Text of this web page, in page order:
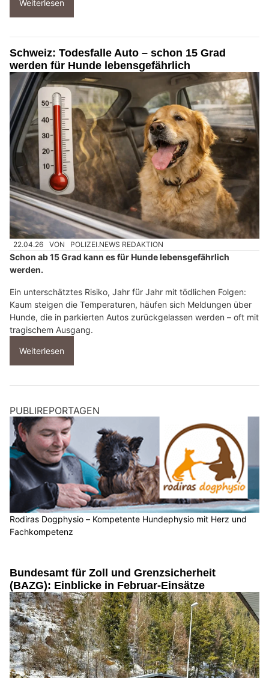
Weiterlesen
Schweiz: Todesfalle Auto – schon 15 Grad
werden für Hunde lebensgefährlich
22.04.26 VON POLIZEI.NEWS REDAKTION
Schon ab 15 Grad kann es für Hunde lebensgefährlich
werden.
Ein unterschätztes Risiko, Jahr für Jahr mit tödlichen Folgen:
Kaum steigen die Temperaturen, häufen sich Meldungen über
Hunde, die in parkierten Autos zurückgelassen werden – oft mit
tragischem Ausgang.
Weiterlesen
PUBLIREPORTAGEN
Rodiras Dogphysio – Kompetente Hundephysio mit Herz und
Fachkompetenz
Bundesamt für Zoll und Grenzsicherheit
(BAZG): Einblicke in Februar-Einsätze